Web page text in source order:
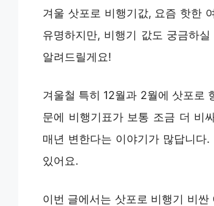
겨울 삿포로 비행기값, 요즘 핫한
유명하지만, 비행기 값도 궁금하
알려드릴게요!
겨울철 특히 12월과 2월에 삿포로
문에 비행기표가 보통 조금 더 비
매년 변한다는 이야기가 많답니
있어요.
이번 글에서는 삿포로 비행기 비